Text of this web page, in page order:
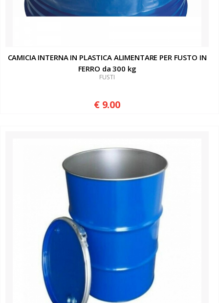
CAMICIA INTERNA IN PLASTICA ALIMENTARE PER FUSTO IN
FERRO da 300 kg
FUSTI
€ 9.00